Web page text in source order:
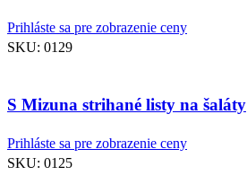
Prihláste sa pre zobrazenie ceny
SKU: 0129
S Mizuna strihané listy na šaláty
Prihláste sa pre zobrazenie ceny
SKU: 0125